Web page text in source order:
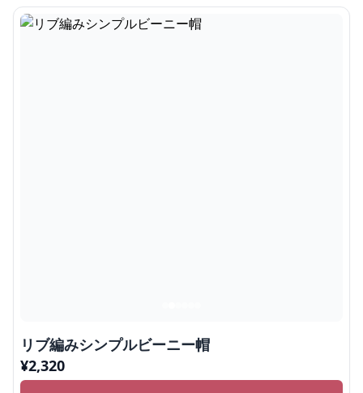
リブ編みシンプルビーニー帽
¥2,320